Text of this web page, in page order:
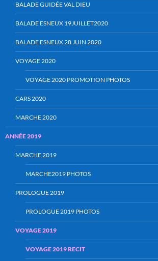
BALADE GUIDÉE VAL DIEU
BALADE ESNEUX 19JUILLET2020
BALADE ESNEUX 28 JUIN 2020
VOYAGE 2020
VOYAGE 2020 PROMOTION PHOTOS
CARS 2020
MARCHE 2020
ANNÉE 2019
MARCHE 2019
MARCHE2019 PHOTOS
PROLOGUE 2019
PROLOGUE 2019 PHOTOS
VOYAGE 2019
VOYAGE 2019 RECIT